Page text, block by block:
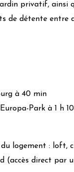
de l’artisanat et
culturel
en fonction des
autres, les retours des
privatif, ainsi
de détente entre
à 40 min
Park à 1 h 10
logement : loft,
(accès direct par